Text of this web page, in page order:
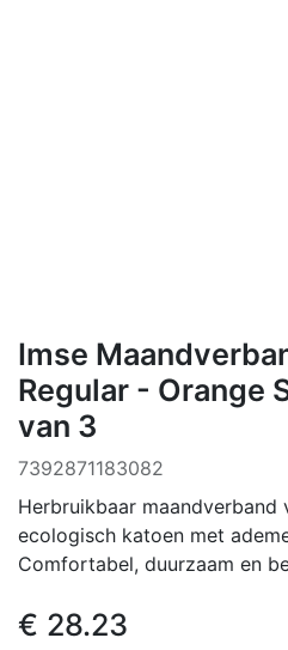
Imse
Regular - Orange
van 3
7392871183082
Herbruikbaar maandverband
ecologisch katoen met
Comfortabel, duurzaam en
€ 28.23